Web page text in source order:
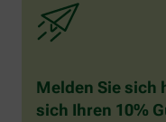
Melden Sie sich
sich Ihren 10%